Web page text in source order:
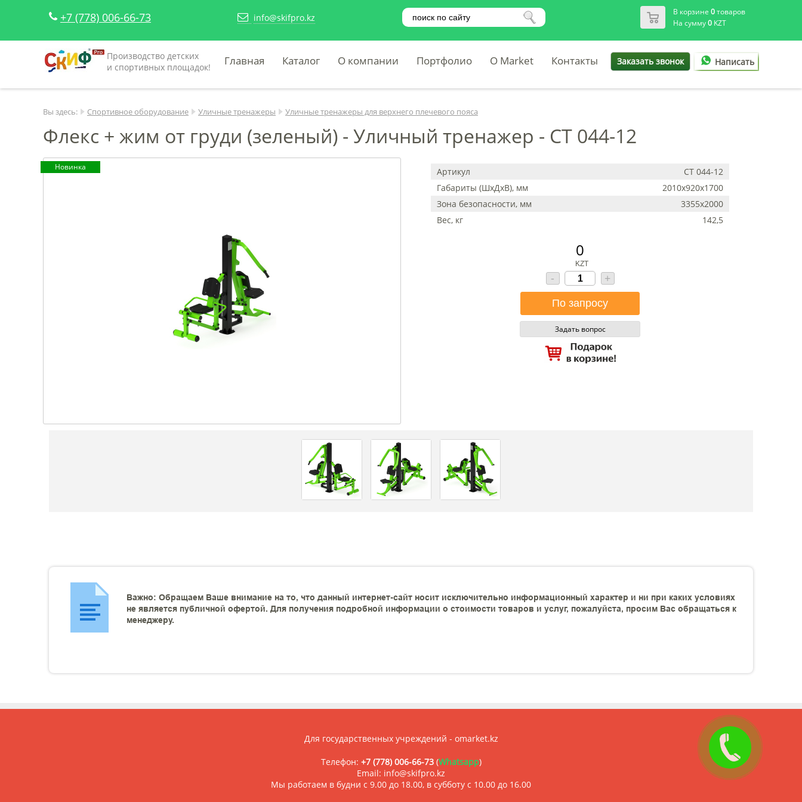
+7 (778) 006-66-73 info@skifpro.kz В корзине 0товаров
На сумму0KZT
Производство детских
и спортивных площадок!
Главная Каталог О компании Портфолио O Market Контакты Заказать звонок Написать
Вы здесь: Спортивное оборудование Уличные тренажеры Уличные тренажеры для верхнего плечевого пояса
Флекс + жим от груди (зеленый) - Уличный тренажер - СТ 044-12
Новинка Артикул
СТ 044-12
Габариты (ШхДхВ), мм
2010х920х1700
Зона безопасности, мм
3355х2000
Вес, кг
142,5
0
KZT
- +
Задать вопрос
Важно: Обращаем Ваше внимание на то, что данный интернет-сайт носит исключительно информационный характер и ни при каких условиях
не является публичной офертой. Для получения подробной информации о стоимости товаров и услуг, пожалуйста, просим Вас обращаться к
менеджеру.
Для государственных учреждений - omarket.kz
Телефон: +7 (778) 006-66-73(Whatsapp)
Email: info@skifpro.kz
Мы работаем в будни с 9.00 до 18.00, в субботу с 10.00 до 16.00